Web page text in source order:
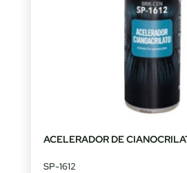
ACELERADOR DE
SP-1612